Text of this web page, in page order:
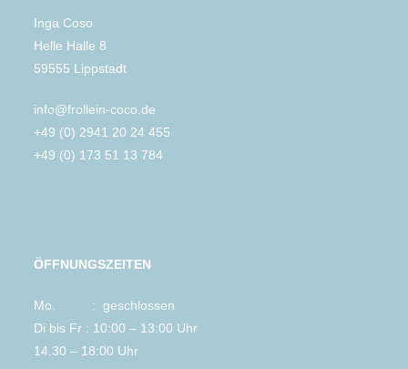
Inga Coso
Helle Halle 8
59555 Lippstadt
info@frollein-coco.de
+49 (0) 2941 20 24 455
+49 (0) 173 51 13 784
ÖFFNUNGSZEITEN
Mo. : geschlossen
Di bis Fr : 10:00 – 13:00 Uhr
14.30 – 18:00 Uhr